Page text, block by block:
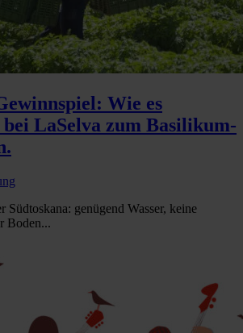
Wie es
LaSelva zum Basilikum-
Südtoskana: genügend Wasser, keine
Boden...